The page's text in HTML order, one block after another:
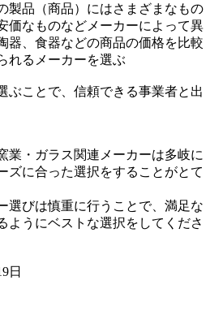
製品（商品）にはさまざまなもの
価なものなどメーカーによって異
器、食器などの商品の価格を比較
れるメーカーを選ぶ
ぶことで、信頼できる事業者と出
業・ガラス関連メーカーは多岐に
ズに合った選択をすることがとて
選びは慎重に行うことで、満足な
ようにベストな選択をしてくださ
日